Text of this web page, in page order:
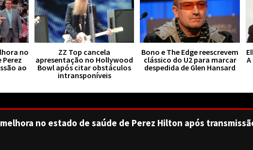
no
Perez
ao
ZZ Top cancela
apresentação no Hollywood
Bowl após citar obstáculos
intransponíveis
Bono e The Edge reescrevem
clássico do U2 para marcar
despedida de Glen Hansard
no estado de saúde de Perez Hilton após